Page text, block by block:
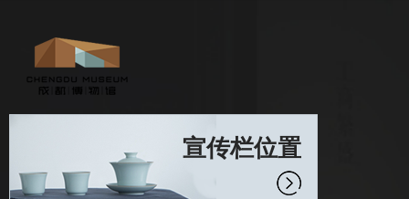
宣传栏位置